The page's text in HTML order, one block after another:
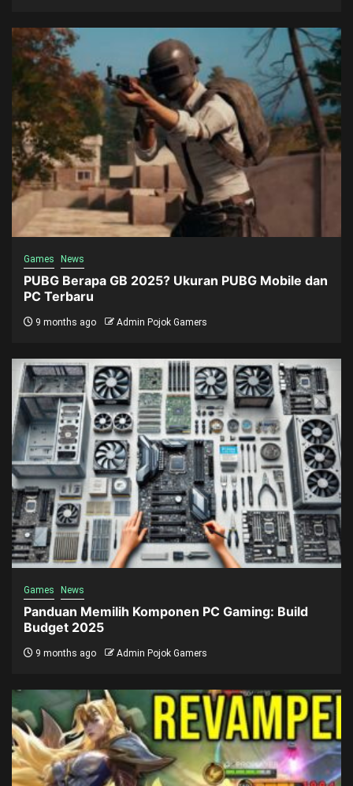
Games News
PUBG Berapa GB 2025? Ukuran PUBG Mobile dan
PC Terbaru
9 months ago Admin Pojok Gamers
Games News
Panduan Memilih Komponen PC Gaming: Build
Budget 2025
9 months ago Admin Pojok Gamers